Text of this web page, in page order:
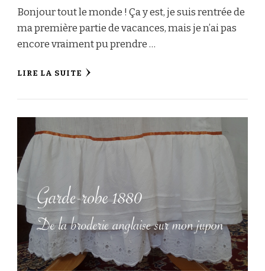
Bonjour tout le monde ! Ça y est, je suis rentrée de
ma première partie de vacances, mais je n’ai pas
encore vraiment pu prendre …
LIRE LA SUITE